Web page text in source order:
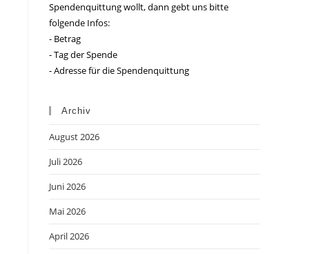
Spendenquittung wollt, dann gebt uns bitte
folgende Infos:
- Betrag
- Tag der Spende
- Adresse für die Spendenquittung
Archiv
August 2026
Juli 2026
Juni 2026
Mai 2026
April 2026